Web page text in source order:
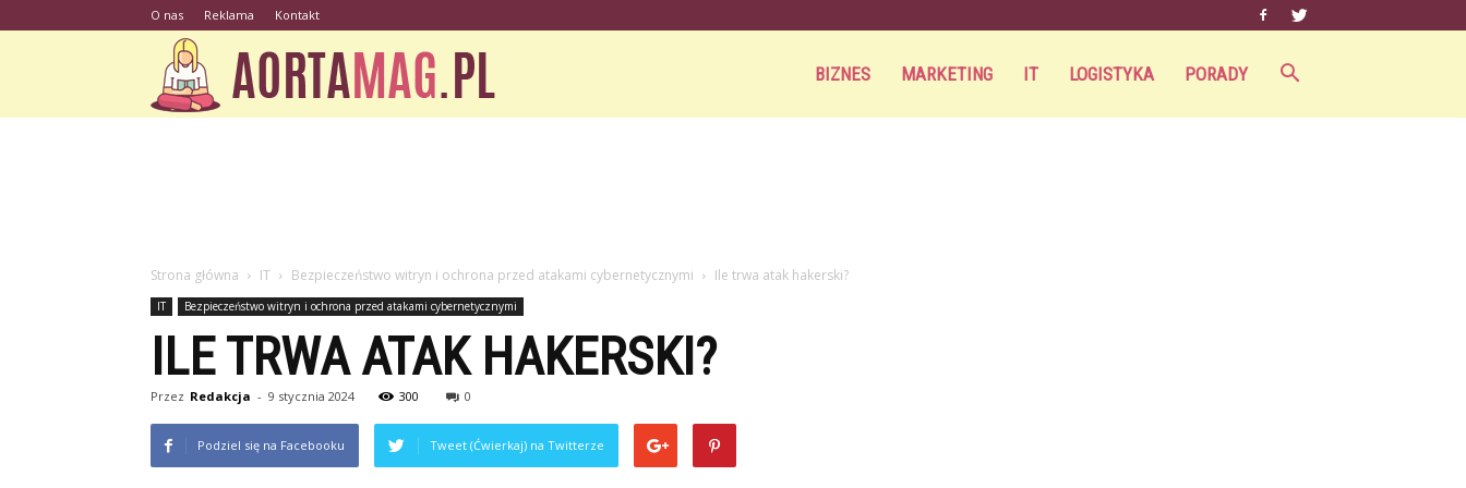
O nas Reklama Kontakt
BIZNES MARKETING IT LOGISTYKA PORADY
Strona główna IT Bezpieczeństwo witryn i ochrona przed atakami cybernetycznymi Ile trwa atak hakerski?
IT Bezpieczeństwo witryn i ochrona przed atakami cybernetycznymi
ILE TRWA ATAK HAKERSKI?
Przez Redakcja - 9 stycznia 2024 300 0
Podziel się na Facebooku Tweet (Ćwierkaj) na Twitterze